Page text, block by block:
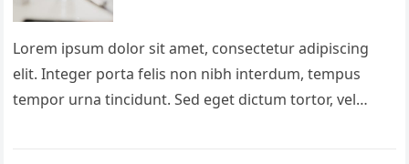
Lorem ipsum dolor sit amet, consectetur adipiscing
elit. Integer porta felis non nibh interdum, tempus
tempor urna tincidunt. Sed eget dictum tortor, vel